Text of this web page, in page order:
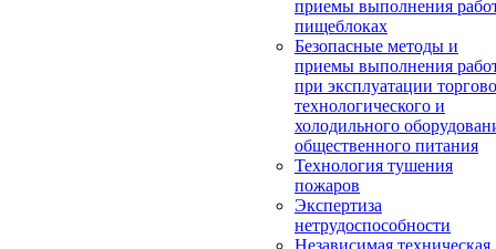
приемы выполнения
пищеблоках
Безопасные методы и
приемы выполнения
при эксплуатации
технологического и
холодильного
общественного питания
Технология тушения
пожаров
Экспертиза
нетрудоспособности
Независимая техническая